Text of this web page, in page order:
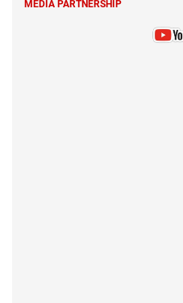
MEDIA PARTNERSHIP